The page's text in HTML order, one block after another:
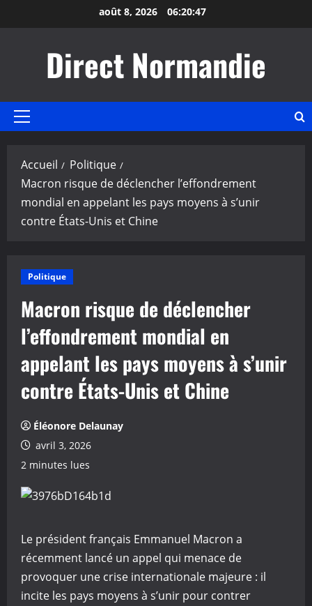
au
août 8, 2026 06:20:48
Direct Normandie
Menu
Accueil
Politique
Macron risque de déclencher l’effondrement
mondial en appelant les pays moyens à s’unir
contre États-Unis et Chine
Politique
Macron risque de déclencher
l’effondrement mondial en
appelant les pays moyens à s’unir
contre États-Unis et Chine
Éléonore Delaunay
avril 3, 2026
2 minutes lues
Le président français Emmanuel Macron a
récemment lancé un appel qui menace de
provoquer une crise internationale majeure : il
incite les pays moyens à s’unir pour contrer